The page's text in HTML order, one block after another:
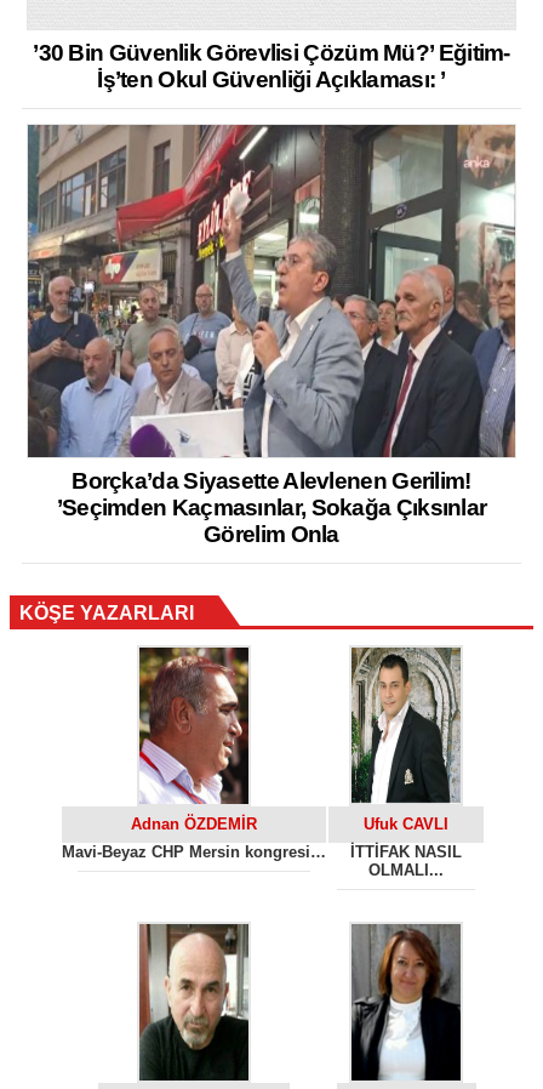
’30 Bin Güvenlik Görevlisi Çözüm Mü?’ Eğitim-
İş’ten Okul Güvenliği Açıklaması: ’
Borçka’da Siyasette Alevlenen Gerilim!
’Seçimden Kaçmasınlar, Sokağa Çıksınlar
Görelim Onla
KÖŞE YAZARLARI
Adnan ÖZDEMİR
Mavi-Beyaz CHP Mersin kongresi…
Ufuk CAVLI
İTTİFAK NASIL
OLMALI...